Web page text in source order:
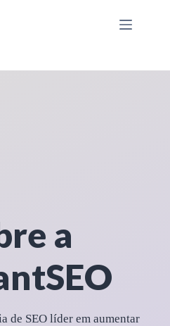
a
de SEO líder em aumentar